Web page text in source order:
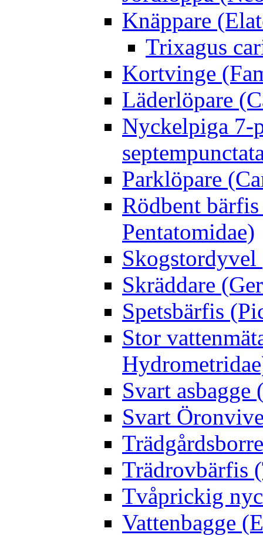
Knäppare
Trixagus
Kortvinge
Läderlöpare
Nyckelpiga 7-
Parklöpare
Rödbent
Pentatomidae)
Skogstordyvel
Skräddare
Spetsbärfis
Stor
Svart
Svart
Trädrovbärfis
Tvåprickig
Vattenbagge